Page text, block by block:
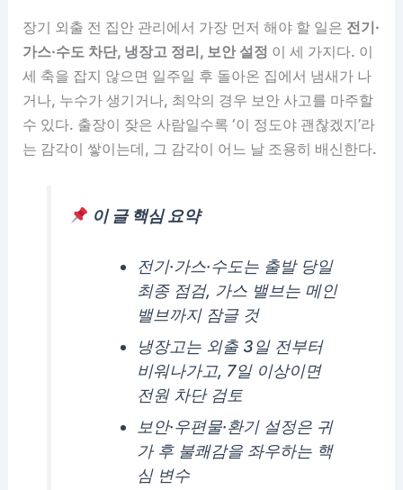
장기 외출 전 집안 관리에서 가장 먼저 해야 할 일은 전기·
가스·수도 차단, 냉장고 정리, 보안 설정 이 세 가지다. 이
세 축을 잡지 않으면 일주일 후 돌아온 집에서 냄새가 나
거나, 누수가 생기거나, 최악의 경우 보안 사고를 마주할
수 있다. 출장이 잦은 사람일수록 ‘이 정도야 괜찮겠지’라
는 감각이 쌓이는데, 그 감각이 어느 날 조용히 배신한다.
이 글 핵심 요약
전기·가스·수도는 출발 당일
최종 점검, 가스 밸브는 메인
밸브까지 잠글 것
냉장고는 외출 3일 전부터
비워나가고, 7일 이상이면
전원 차단 검토
보안·우편물·환기 설정은 귀
가 후 불쾌감을 좌우하는 핵
심 변수